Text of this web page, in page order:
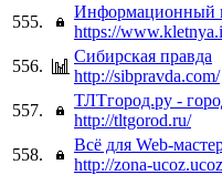
555.
Информационный
https://
556.
Сибирская правда
http://sibpravda.com/
557.
ТЛТгород.ру -
http://tltgorod.ru/
558.
Всё для Web-
http://zona-